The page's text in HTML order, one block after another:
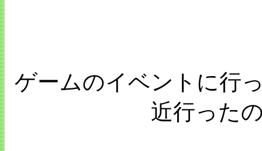
ゲームのイベントに行
近行った